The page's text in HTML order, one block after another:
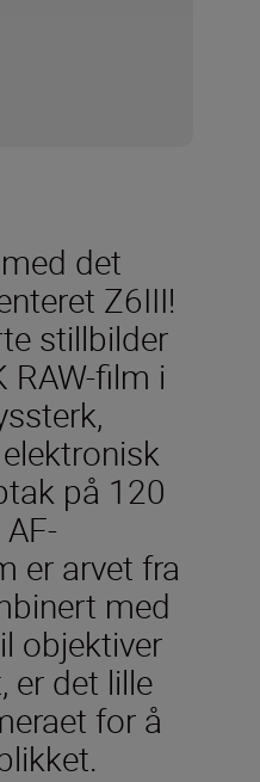
det
Z6III!
stillbilder
RAW-film i
på 120
er arvet fra
med
objektiver
er det lille
for å